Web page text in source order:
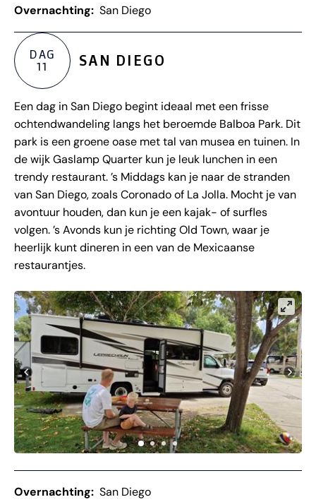
Overnachting: San Diego
DAG
11
SAN DIEGO
Een dag in San Diego begint ideaal met een frisse
ochtendwandeling langs het beroemde Balboa Park. Dit
park is een groene oase met tal van musea en tuinen. In
de wijk Gaslamp Quarter kun je leuk lunchen in een
trendy restaurant. ’s Middags kan je naar de stranden
van San Diego, zoals Coronado of La Jolla. Mocht je van
avontuur houden, dan kun je een kajak- of surfles
volgen. ’s Avonds kun je richting Old Town, waar je
heerlijk kunt dineren in een van de Mexicaanse
restaurantjes.
Overnachting: San Diego